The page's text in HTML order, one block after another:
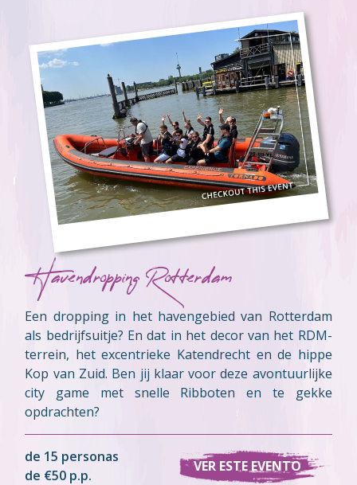
Havendropping Rotterdam
Een dropping in het havengebied van Rotterdam
als bedrijfsuitje? En dat in het decor van het RDM-
terrein, het excentrieke Katendrecht en de hippe
Kop van Zuid. Ben jij klaar voor deze avontuurlijke
city game met snelle Ribboten en te gekke
opdrachten?
de 15 personas
de €50 p.p.
VER ESTE EVENTO